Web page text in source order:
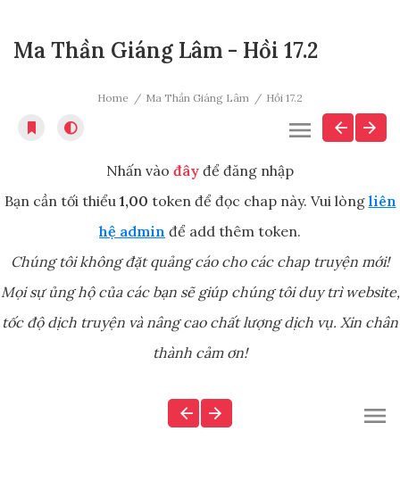
Ma Thần Giáng Lâm - Hồi 17.2
Home Ma Thần Giáng Lâm Hồi 17.2
Nhấn vào đây để đăng nhập
Bạn cần tối thiểu 1,00 token để đọc chap này. Vui lòng liên
hệ admin để add thêm token.
Chúng tôi không đặt quảng cáo cho các chap truyện mới!
Mọi sự ủng hộ của các bạn sẽ giúp chúng tôi duy trì website,
tốc độ dịch truyện và nâng cao chất lượng dịch vụ. Xin chân
thành cảm ơn!